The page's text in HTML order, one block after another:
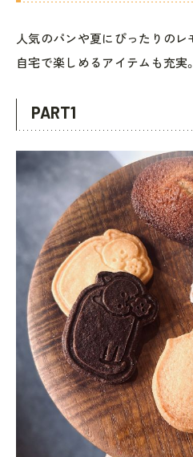
人気のパンや夏にぴったりのレ
自宅で楽しめるアイテムも充実。
PART1